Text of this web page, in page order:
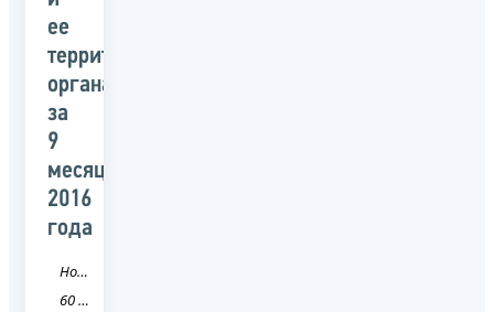
ее
территориальными
органами
за
9
месяцев
2016
года
Новость
60 Псковская область